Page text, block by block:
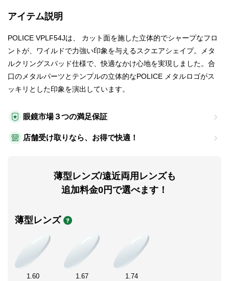
眼鏡市場３つの満足保証
店舗受け取りなら、お得で快適！
薄型レンズ/遠近両用レンズも
追加料金0円で選べます！
薄型レンズ
1.60 1.67 1.74
アイテム説明
POLICE VPLF54Jは、 カット面を施した立体的でシャープなフロ
ントが、ワイルドで力強い印象を与えるスクエアシェイプ。メタ
ルクリングスパッド仕様で、快適なかけ心地を実現しました。合
口のメタルパーツとテンプルの立体的なPOLICE メタルロゴがス
ッキリとした印象を演出しています。